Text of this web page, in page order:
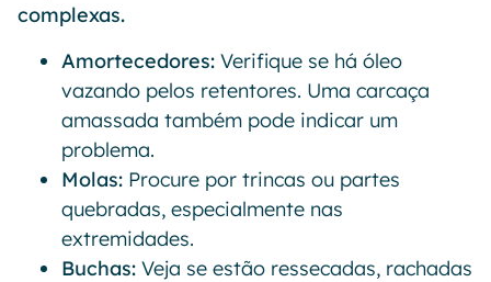
complexas.
Amortecedores: Verifique se há óleo
vazando pelos retentores. Uma carcaça
amassada também pode indicar um
problema.
Molas: Procure por trincas ou partes
quebradas, especialmente nas
extremidades.
Buchas: Veja se estão ressecadas, rachadas